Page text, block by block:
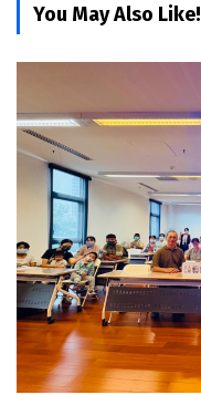
You May Also Like!